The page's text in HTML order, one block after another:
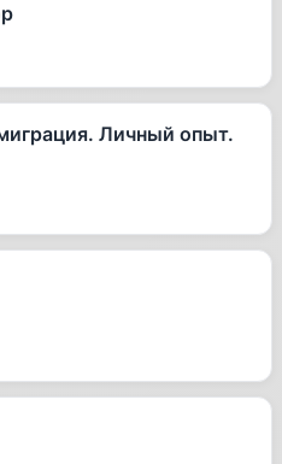
Личный опыт.